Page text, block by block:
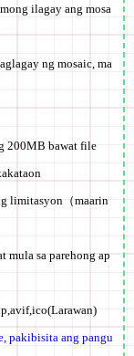
ilagay ang mosa
ng mosaic, ma
200MB bawat file
limitasyon （maarin
mula sa parehong ap
(Larawan)
pakibisita ang pangu